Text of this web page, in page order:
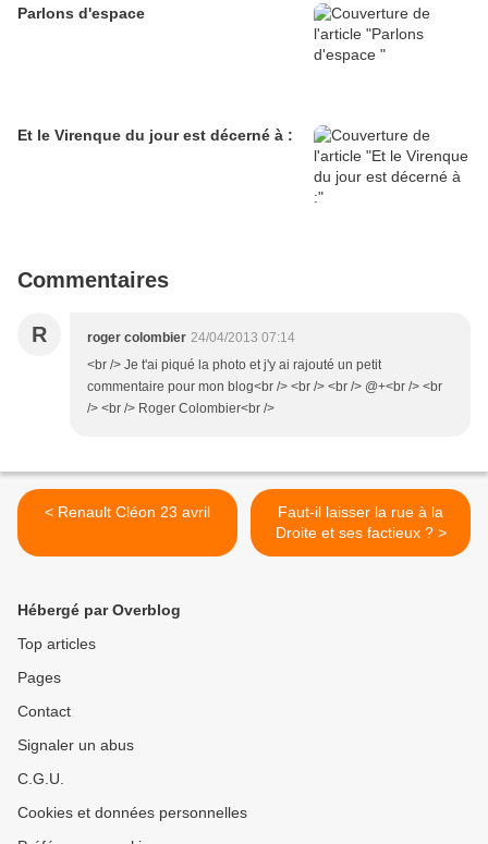
Parlons d'espace
Et le Virenque du jour est décerné à :
Commentaires
R roger colombier 24/04/2013 07:14
<br /> Je t'ai piqué la photo et j'y ai rajouté un petit
commentaire pour mon blog<br /> <br /> <br /> @+<br /> <br
/> <br /> Roger Colombier<br />
< Renault Cléon 23 avril
Faut-il laisser la rue à la
Droite et ses factieux ? >
Hébergé par Overblog
Top articles
Pages
Contact
Signaler un abus
C.G.U.
Cookies et données personnelles